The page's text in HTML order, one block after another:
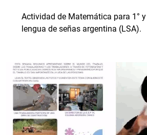
Actividad de Matemática para 1° y
lengua de señas argentina (LSA).